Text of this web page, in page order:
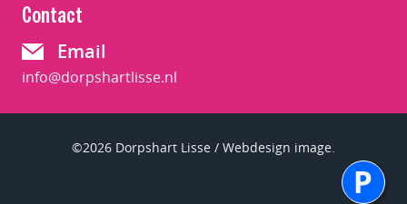
Contact
Email
info@dorpshartlisse.nl
©2026 Dorpshart Lisse / Webdesign image.